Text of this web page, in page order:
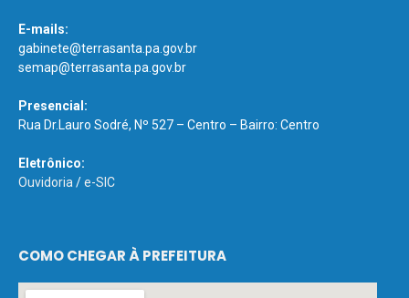
E-mails:
gabinete@terrasanta.pa.gov.br
semap@terrasanta.pa.gov.br
Presencial:
Rua Dr.Lauro Sodré, Nº 527 – Centro – Bairro: Centro
Eletrônico:
Ouvidoria/e-SIC
COMO CHEGAR À PREFEITURA